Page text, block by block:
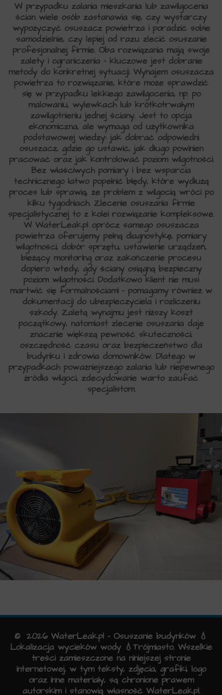
W przypadku zalania mieszkania lub zawilgocenia
ścian wiele osób zastanawia się, czy wystarczy
wypożyczyć osuszacz powietrza i poradzić sobie
samodzielnie, czy lepiej od razu zlecić osuszanie
profesjonalnej firmie. Oba rozwiązania mają swoje
zalety i ograniczenia – kluczowe jest dobranie
metody do konkretnej sytuacji. Wynajem osuszacza
powietrza to rozwiązanie, które może sprawdzić
się w przypadku lekkiego zawilgocenia, np. po
malowaniu, wylewkach lub krótkotrwałym
zawilgotnieniu jednej ściany. Jest to opcja
ekonomiczna, ale wymaga od użytkownika
podstawowej wiedzy: jak dobrać odpowiedni
osuszacz, gdzie go ustawić, jak długo powinien
pracować oraz jak kontrolować poziom wilgotności.
Bez właściwych pomiary i bez wsparcia
technicznego łatwo popełnić błędy, które wydłużą
proces lub sprawią, że problem z wilgocią wróci po
kilku tygodniach. Zlecenie osuszania firmie
specjalistycznej to z kolei rozwiązanie kompleksowe.
W WaterLeak.pl oprócz samego osuszacza
powietrza oferujemy pełną diagnostykę, pomiary
wilgotności, dobór sprzętu, ustawienie urządzeń,
bieżący monitoring oraz zakończenie procesu
dopiero wtedy, gdy ściany osiągną bezpieczny
poziom wilgotności. Dodatkowo klient nie musi
martwić się formalnościami – pomagamy również w
dokumentacji do ubezpieczyciela i rozliczeniu
szkody. Zaletą wynajmu jest niższy koszt
początkowy, natomiast zlecenie osuszania daje
znacznie większą pewność skuteczności,
oszczędność czasu oraz bezpieczeństwo dla
budynku i zdrowia domowników. Dlatego w
przypadkach poważniejszego zalania lub niepewnego
źródła wilgoci, zdecydowanie warto zaufać
specjalistom.
© 2026 WaterLeak.pl - Osuszanie budynków 💧
Lokalizacja wycieków wody 💧Trójmiasto. Wszelkie
treści zamieszczone na niniejszej stronie
internetowej, w tym teksty, zdjęcia, grafiki, logo
oraz inne materiały, są chronione prawem
autorskim i stanowią własność WaterLeak.pl.